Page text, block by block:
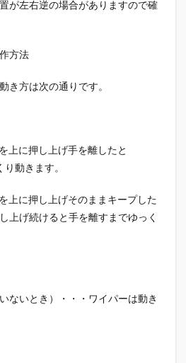
が左右逆の場合がありますので確
方法
き方は次の通りです。
上に押し上げ手を離したと
動きます。
上に押し上げそのままキープした
上げ続けると手を離すまでゆっく
ないとき）・・・ワイパーは動き